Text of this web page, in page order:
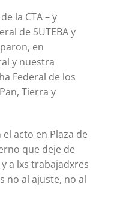
la CTA – y
de SUTEBA y
en
y nuestra
Federal de los
Tierra y
acto en Plaza de
que deje de
a lxs trabajadxres
no al ajuste, no al